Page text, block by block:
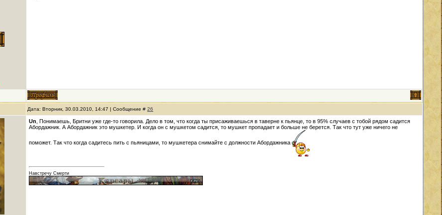
Дата: Вторник, 30.03.2010, 14:47 | Сообщение #26
Un , Понимаешь, Бритни уже где-то говорила. Дело в том, что когда ты присаживаешься в таверне к пьянце, то в 95% случаев с тобой рядом садится
Абордажник. А Абордажник это мушкетер. И когда он с мушкетом садится, то мушкет пропадает и больше не берется. Так что тут уже ничего не
поможет. Так что когда садитесь пить с пьяницами, то мушкетера снимайте с должности Абордажника
Навстречу Смерти